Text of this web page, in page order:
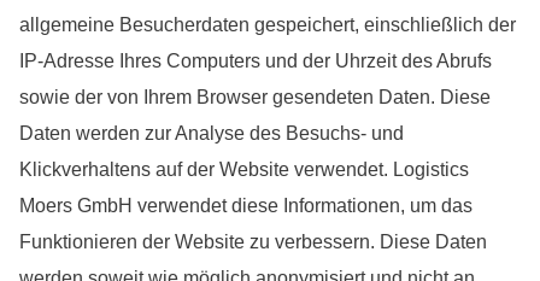
allgemeine Besucherdaten gespeichert, einschließlich der
IP-Adresse Ihres Computers und der Uhrzeit des Abrufs
sowie der von Ihrem Browser gesendeten Daten. Diese
Daten werden zur Analyse des Besuchs- und
Klickverhaltens auf der Website verwendet. Logistics
Moers GmbH verwendet diese Informationen, um das
Funktionieren der Website zu verbessern. Diese Daten